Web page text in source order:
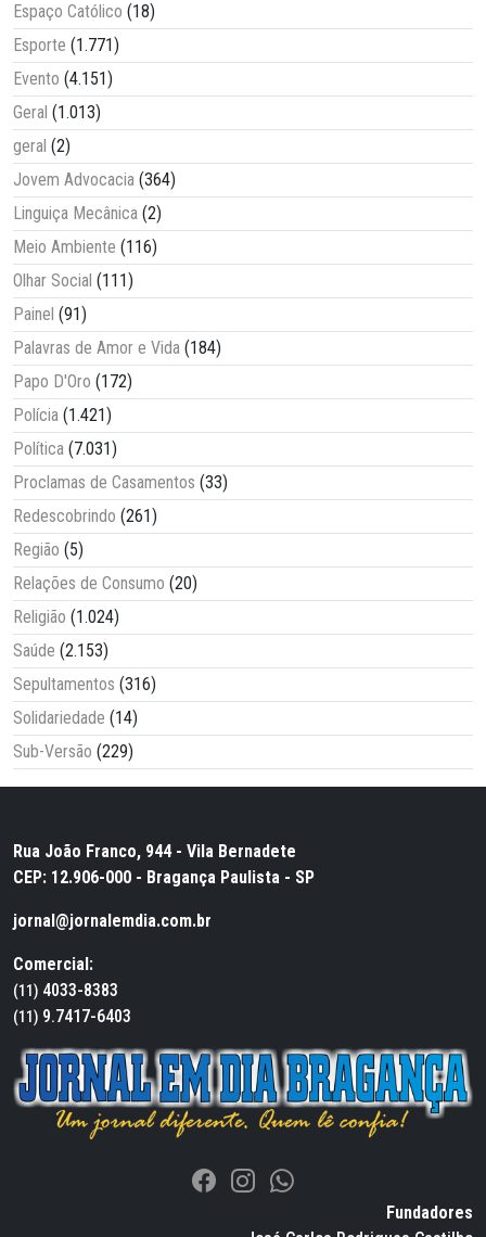
Espaço Católico (18)
Esporte (1.771)
Evento (4.151)
Geral (1.013)
geral (2)
Jovem Advocacia (364)
Linguiça Mecânica (2)
Meio Ambiente (116)
Olhar Social (111)
Painel (91)
Palavras de Amor e Vida (184)
Papo D'Oro (172)
Polícia (1.421)
Política (7.031)
Proclamas de Casamentos (33)
Redescobrindo (261)
Região (5)
Relações de Consumo (20)
Religião (1.024)
Saúde (2.153)
Sepultamentos (316)
Solidariedade (14)
Sub-Versão (229)
Rua João Franco, 944 - Vila Bernadete
CEP: 12.906-000 - Bragança Paulista - SP
jornal@jornalemdia.com.br
Comercial:
(11) 4033-8383
(11) 9.7417-6403
Fundadores